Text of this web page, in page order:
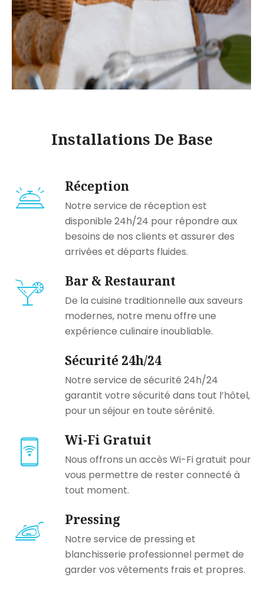
Installations De Base
Réception
Notre service de réception est
disponible 24h/24 pour répondre aux
besoins de nos clients et assurer des
arrivées et départs fluides.
Bar & Restaurant
De la cuisine traditionnelle aux saveurs
modernes, notre menu offre une
expérience culinaire inoubliable.
Sécurité 24h/24
Notre service de sécurité 24h/24
garantit votre sécurité dans tout l’hôtel,
pour un séjour en toute sérénité.
Wi-Fi Gratuit
Nous offrons un accès Wi-Fi gratuit pour
vous permettre de rester connecté à
tout moment.
Pressing
Notre service de pressing et
blanchisserie professionnel permet de
garder vos vêtements frais et propres.